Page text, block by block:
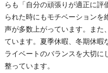
らも「自分の頑張りが適正に
られた時にもモチベーション
声が多数上がっています。また
ています。夏季休暇、冬期休
ライベートのバランスを大切
整っています。